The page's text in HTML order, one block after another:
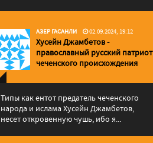
АЗЕР ГАСАНЛИ 02.09.2024, 19:12
Хусейн Джамбетов -
православный русский патриот
чеченского происхождения
Типы как ентот предатель чеченского
народа и ислама Хусейн Джамбетов,
несет откровенную чушь, ибо я...